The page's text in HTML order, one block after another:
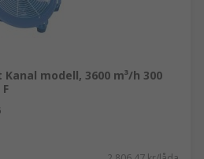
modell, 3600 m³/h 300